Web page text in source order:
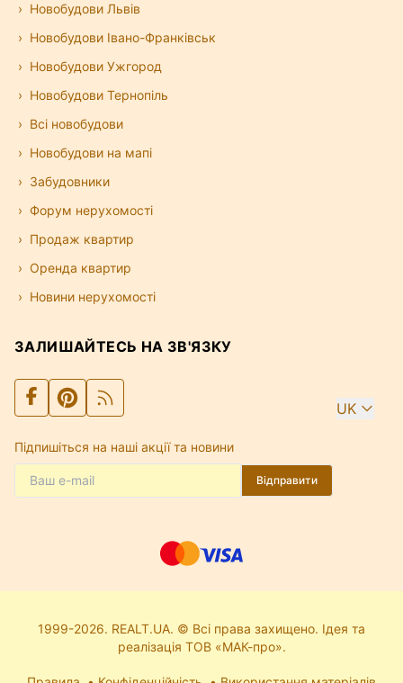
Новобудови Львів
Новобудови Івано-Франківськ
Новобудови Ужгород
Новобудови Тернопіль
Всі новобудови
Новобудови на мапі
Забудовники
Форум нерухомості
Продаж квартир
Оренда квартир
Новини нерухомості
ЗАЛИШАЙТЕСЬ НА ЗВ'ЯЗКУ
UK
Підпишіться на наші акції та новини
Відправити
1999-2026. REALT.UA. © Всі права захищено. Ідея та
реалізація ТОВ «МАК-про».